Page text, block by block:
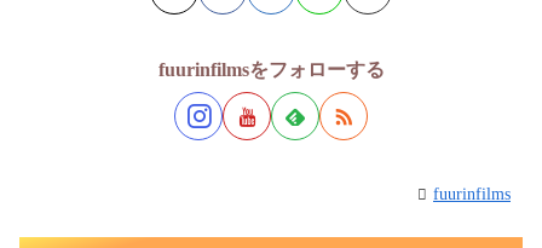
fuurinfilmsをフォローする
fuurinfilms